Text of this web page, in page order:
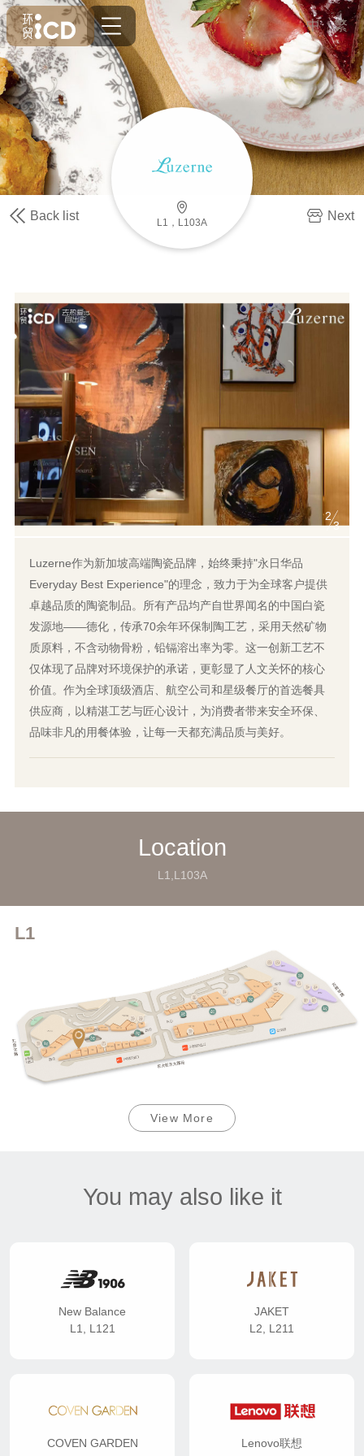
中 繁
L1，L103A
Back list Next
2
3
Luzerne作为新加坡高端陶瓷品牌，始终秉持"永日华品
Everyday Best Experience"的理念，致力于为全球客户提供
卓越品质的陶瓷制品。所有产品均产自世界闻名的中国白瓷
发源地——德化，传承70余年环保制陶工艺，采用天然矿物
质原料，不含动物骨粉，铅镉溶出率为零。这一创新工艺不
仅体现了品牌对环境保护的承诺，更彰显了人文关怀的核心
价值。作为全球顶级酒店、航空公司和星级餐厅的首选餐具
供应商，以精湛工艺与匠心设计，为消费者带来安全环保、
品味非凡的用餐体验，让每一天都充满品质与美好。
Location
L1,L103A
L1
View More
You may also like it
New Balance
L1, L121
JAKET
L2, L211
COVEN GARDEN
Lenovo联想